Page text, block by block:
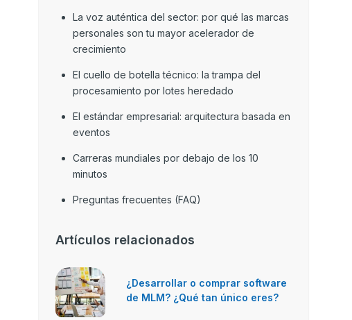
La voz auténtica del sector: por qué las marcas
personales son tu mayor acelerador de
crecimiento
El cuello de botella técnico: la trampa del
procesamiento por lotes heredado
El estándar empresarial: arquitectura basada en
eventos
Carreras mundiales por debajo de los 10
minutos
Preguntas frecuentes (FAQ)
Artículos relacionados
¿Desarrollar o comprar software
de MLM? ¿Qué tan único eres?